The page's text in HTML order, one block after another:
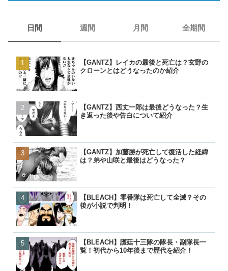
日間
【GANTZ】レイカの最後と死亡は？玄野の
クローンとはどうなったのか紹介
【GANTZ】西丈一郎は最後どうなった？生
き返った後や告白について紹介
【GANTZ】加藤勝が死亡して復活した経緯
は？弟や山咲と最後はどうなった？
【BLEACH】零番隊は死亡して全滅？その
後が小説で判明！
【BLEACH】護廷十三隊の隊長・副隊長一
覧！初代から10年後まで歴代を紹介！
週間
【GANTZ】レイカの最後と
クローンとはどうなったの
【GANTZ】西丈一郎は最後
き返った後や告白について
【GANTZ】加藤勝が死亡し
は？弟や山咲と最後はどう
【BLEACH】零番隊は死亡
【BLEACH】護廷十三隊の
覧！初代から10年後まで歴
月間
【GANTZ】レイカの最後と
クローンとはどうなったの
【GANTZ】西丈一郎は最後
き返った後や告白について
【GANTZ】加藤勝が死亡し
は？弟や山咲と最後はどう
【BLEACH】零番隊は死亡
【BORUTO】九喇嘛（クラ
粒子モードとナルトとの別
全期間
【BORUTO】うずまきナル
現在のナルトは生きている
【呪術廻戦】七海健人は渋
た？死因や最後、虎杖に遺
【名探偵コナン】コナンの
る人物一覧！いつ知ったの
【BORUTO】九喇嘛（クラ
【呪術廻戦】五条悟が復活
経緯と宿儺との決戦はいつ